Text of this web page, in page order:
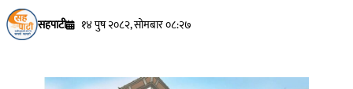
सहपाटी १४ पुष २०८२, सोमबार ०८:२७